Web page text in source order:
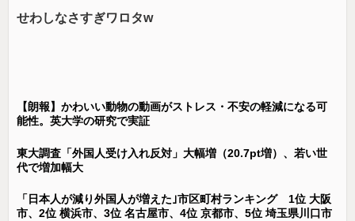
せわしなさすぎワロタw
【朗報】かわいい動物の動画がストレス・不安の軽減になる可
能性。英大学の研究で実証
東大調査「外国人受け入れ反対」大幅増（20.7pt増）、若い世
代で増加幅大
「日本人が減り外国人が増えた｣市区町村ランキング 1位 大阪
市、2位 横浜市、3位 名古屋市、4位 京都市、5位 埼玉県川口市